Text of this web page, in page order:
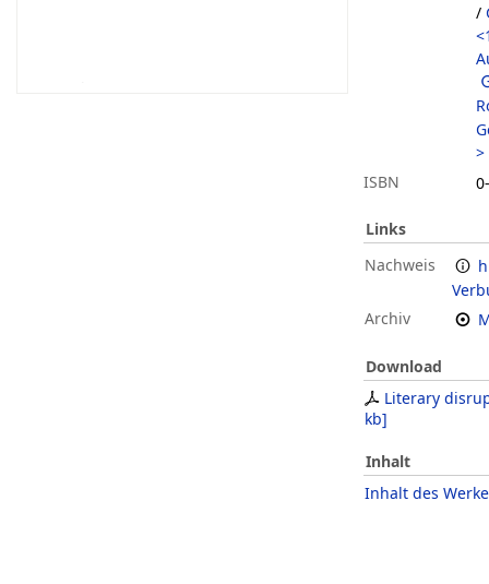
/
>
ISBN
Links
Nachweis
Archiv
Download
Literary
kb]
Inhalt
Inhalt des